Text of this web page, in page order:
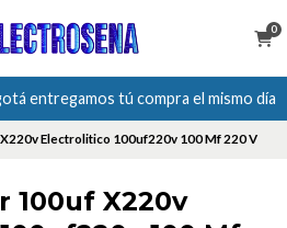
0
tú compra el mismo día
Electrolitico 100uf220v 100 Mf 220 V
100uf X220v